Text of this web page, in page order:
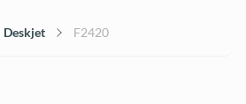
Deskjet F2420